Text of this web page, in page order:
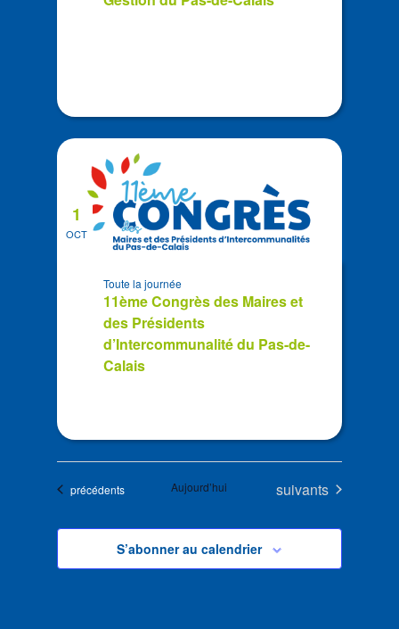
OCT
1
11ème Congrès des Maires et
des Présidents
d’Intercommunalité du Pas-de-
Calais
Toute la journée
Évènements
précédents Aujourd’hui Évènements
suivants
S’abonner au calendrier